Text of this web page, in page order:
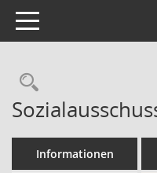
Toggle navigation
Informationen